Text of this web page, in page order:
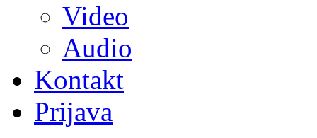
Video
Audio
Kontakt
Prijava